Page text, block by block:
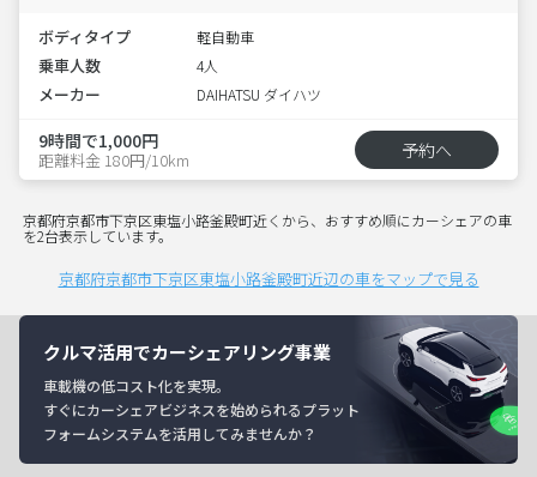
ボディタイプ 軽自動車
乗車人数 4人
メーカー DAIHATSU ダイハツ
9時間で1,000円
距離料金 180円/10km 予約へ
京都府京都市下京区東塩小路釜殿町近くから、おすすめ順にカーシェアの車
を2台表示しています。
京都府京都市下京区東塩小路釜殿町近辺の車をマップで見る
クルマ活用でカーシェアリング事業
車載機の低コスト化を実現。
すぐにカーシェアビジネスを始められるプラット
フォームシステムを活用してみませんか？